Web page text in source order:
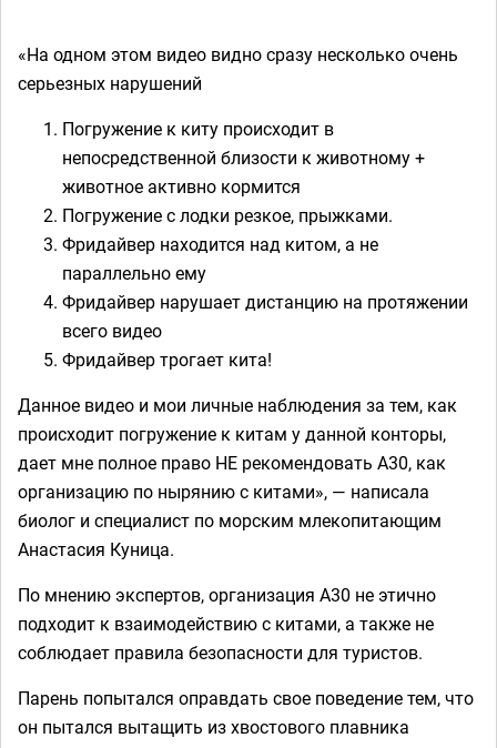
«На одном этом видео видно сразу несколько очень
серьезных нарушений
Погружение к киту происходит в
непосредственной близости к животному +
животное активно кормится
Погружение с лодки резкое, прыжками.
Фридайвер находится над китом, а не
параллельно ему
Фридайвер нарушает дистанцию на протяжении
всего видео
Фридайвер трогает кита!
Данное видео и мои личные наблюдения за тем, как
происходит погружение к китам у данной конторы,
дает мне полное право НЕ рекомендовать А30, как
организацию по нырянию с китами», — написала
биолог и специалист по морским млекопитающим
Анастасия Куница.
По мнению экспертов, организация А30 не этично
подходит к взаимодействию с китами, а также не
соблюдает правила безопасности для туристов.
Парень попытался оправдать свое поведение тем, что
он пытался вытащить из хвостового плавника